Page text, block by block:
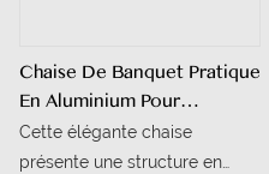
Chaise De Banquet Pratique
En Aluminium Pour
Restaurants, Salles À
Manger Et Salles De
Cette élégante chaise
présente une structure en